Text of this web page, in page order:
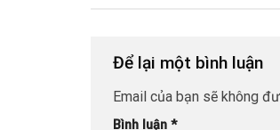
Để lại một bình luận
Email của bạn sẽ không
Bình luận *